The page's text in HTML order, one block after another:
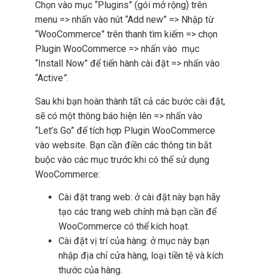
Chọn vào mục “Plugins” (gói mở rộng) trên
menu => nhấn vào nút “Add new” => Nhập từ
“WooCommerce” trên thanh tìm kiếm => chọn
Plugin WooCommerce => nhấn vào mục
“Install Now” để tiến hành cài đặt => nhấn vào
“Active”.
Sau khi bạn hoàn thành tất cả các bước cài đặt,
sẽ có một thông báo hiện lên => nhấn vào
“Let’s Go” để tích hợp Plugin WooCommerce
vào website. Bạn cần điền các thông tin bắt
buộc vào các mục trước khi có thể sử dụng
WooCommerce:
Cài đặt trang web: ở cài đặt này bạn hãy
tạo các trang web chính mà bạn cần để
WooCommerce có thể kích hoạt.
Cài đặt vị trí của hàng: ở mục này bạn
nhập địa chỉ cửa hàng, loại tiền tệ và kích
thước của hàng.